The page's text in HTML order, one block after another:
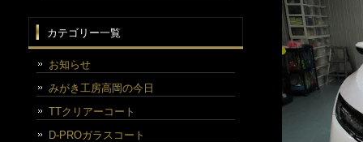
カテゴリー一覧
お知らせ
みがき工房高岡の今日
TTクリアーコート
D-PROガラスコート